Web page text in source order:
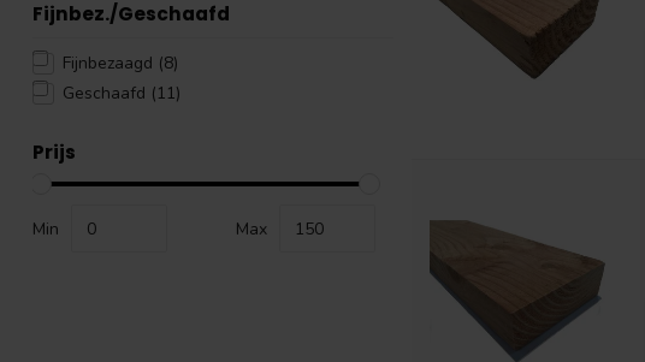
Fijnbez./Geschaafd
Fijnbezaagd (8)
Geschaafd (11)
Prijs
Min Max